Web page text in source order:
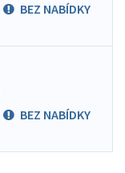
BEZ NABÍDKY
BEZ NABÍDKY